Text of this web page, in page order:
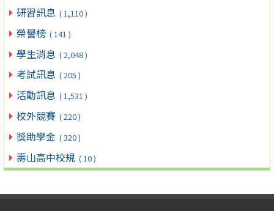
研習訊息 ( 1,110 )
榮譽榜 ( 141 )
學生消息 ( 2,048 )
考試訊息 ( 205 )
活動訊息 ( 1,531 )
校外競賽 ( 220 )
獎助學金 ( 320 )
壽山高中校規 ( 10 )